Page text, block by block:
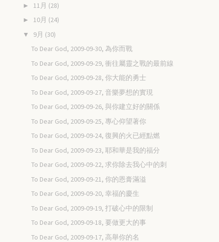
► 11月 (28)
► 10月 (24)
▼ 9月 (30)
To Dear God, 2009-09-30, 為你而戰
To Dear God, 2009-09-29, 衝往屬靈之戰的最前線
To Dear God, 2009-09-28, 你大能的勇士
To Dear God, 2009-09-27, 音樂夢想的實現
To Dear God, 2009-09-26, 與你建立好的關係
To Dear God, 2009-09-25, 專心仰望著你
To Dear God, 2009-09-24, 復興的火已經點燃
To Dear God, 2009-09-23, 耶和華是我的福分
To Dear God, 2009-09-22, 求你除去我心中的刺
To Dear God, 2009-09-21, 你的恩膏滿溢
To Dear God, 2009-09-20, 幸福的慶生
To Dear God, 2009-09-19, 打破心中的限制
To Dear God, 2009-09-18, 要做更大的事
To Dear God, 2009-09-17, 高舉你的名